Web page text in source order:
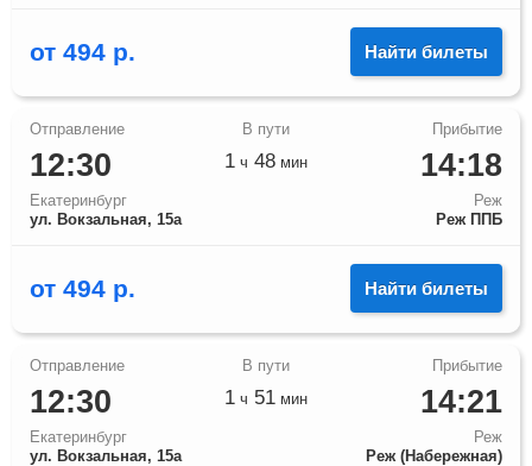
от 494 р. Найти билеты
12:30
Екатеринбург
ул. Вокзальная, 15а
14:18
Реж
Реж ППБ
1 ч 48 мин
от 494 р. Найти билеты
12:30
Екатеринбург
ул. Вокзальная, 15а
14:21
Реж
Реж (Набережная)
1 ч 51 мин